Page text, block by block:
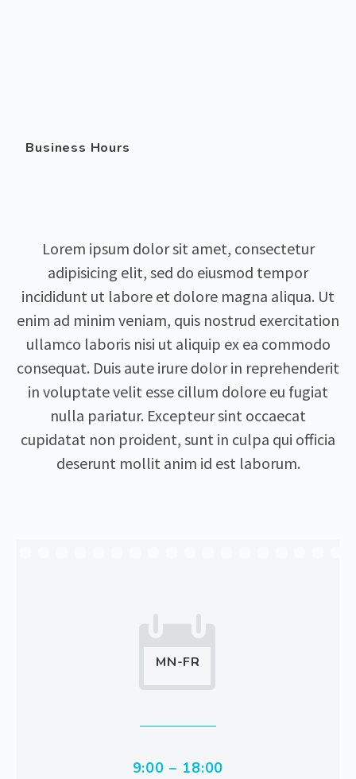
Business Hours
Lorem ipsum dolor sit amet, consectetur
adipisicing elit, sed do eiusmod tempor
incididunt ut labore et dolore magna aliqua. Ut
enim ad minim veniam, quis nostrud exercitation
ullamco laboris nisi ut aliquip ex ea commodo
consequat. Duis aute irure dolor in reprehenderit
in voluptate velit esse cillum dolore eu fugiat
nulla pariatur. Excepteur sint occaecat
cupidatat non proident, sunt in culpa qui officia
deserunt mollit anim id est laborum.
MN-FR


9:00 – 18:00